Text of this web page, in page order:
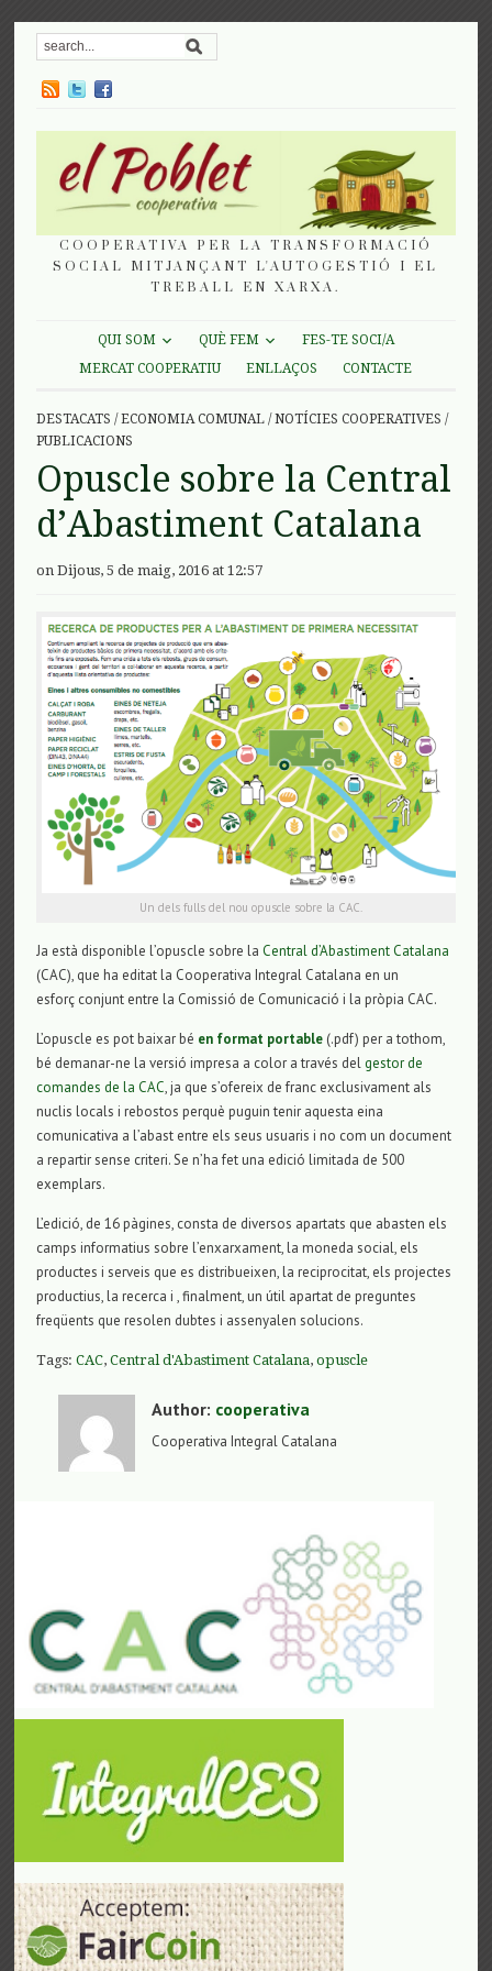
COOPERATIVA PER LA TRANSFORMACIÓ
SOCIAL MITJANÇANT L'AUTOGESTIÓ I EL
TREBALL EN XARXA.
QUI SOM QUÈ FEM
FES-TE SOCI/A
MERCAT COOPERATIU
ENLLAÇOS CONTACTE
DESTACATS /ECONOMIA COMUNAL /NOTÍCIES COOPERATIVES /
PUBLICACIONS
Opuscle sobre la Central
d’Abastiment Catalana
on Dijous, 5 de maig, 2016 at 12:57
Un dels fulls del nou opuscle sobre la CAC.
Ja està disponible l’opuscle sobre la Central d’Abastiment Catalana
(CAC), que ha editat la Cooperativa Integral Catalana en un
esforç conjunt entre la Comissió de Comunicació i la pròpia CAC.
L’opuscle es pot baixar bé en format portable (.pdf) per a tothom,
bé demanar-ne la versió impresa a color a través delgestor de
comandes de la CAC, ja que s’ofereix de franc exclusivament als
nuclis locals i rebostos perquè puguin tenir aquesta eina
comunicativa a l’abast entre els seus usuaris i no com un document
a repartir sense criteri. Se n’ha fet una edició limitada de 500
exemplars.
L’edició, de 16 pàgines, consta de diversos apartats que abasten els
camps informatius sobre l’enxarxament, la moneda social, els
productes i serveis que es distribueixen, la reciprocitat, els projectes
productius, la recerca i , finalment, un útil apartat de preguntes
freqüents que resolen dubtes i assenyalen solucions.
Tags:CAC,Central d'Abastiment Catalana,opuscle
Author: cooperativa
Cooperativa Integral Catalana